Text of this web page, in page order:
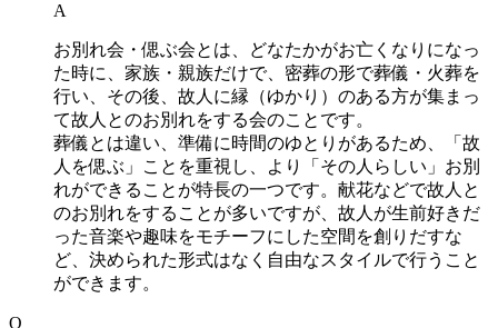
A
お別れ会・偲ぶ会とは、どなたかがお亡くなりになっ
た時に、家族・親族だけで、密葬の形で葬儀・火葬を
行い、その後、故人に縁（ゆかり）のある方が集まっ
て故人とのお別れをする会のことです。
葬儀とは違い、準備に時間のゆとりがあるため、「故
人を偲ぶ」ことを重視し、より「その人らしい」お別
れができることが特長の一つです。献花などで故人と
のお別れをすることが多いですが、故人が生前好きだ
った音楽や趣味をモチーフにした空間を創りだすな
ど、決められた形式はなく自由なスタイルで行うこと
ができます。
Q